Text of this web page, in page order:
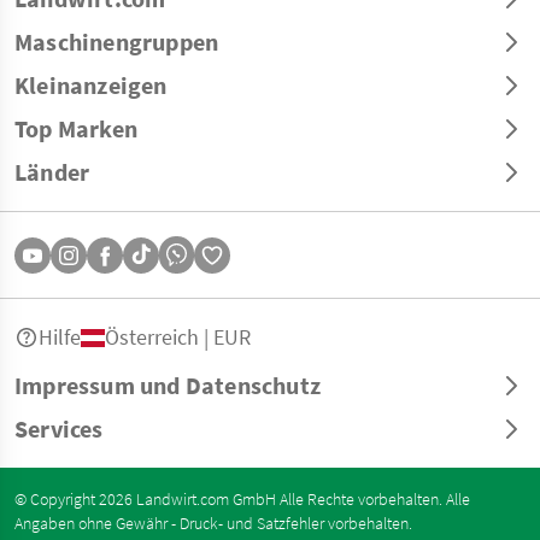
Maschinengruppen
Kleinanzeigen
Top Marken
Länder
Impressum und Datenschutz
Services
Hilfe Österreich | EUR
© Copyright 2026 Landwirt.com GmbH Alle Rechte vorbehalten. Alle
Angaben ohne Gewähr - Druck- und Satzfehler vorbehalten.